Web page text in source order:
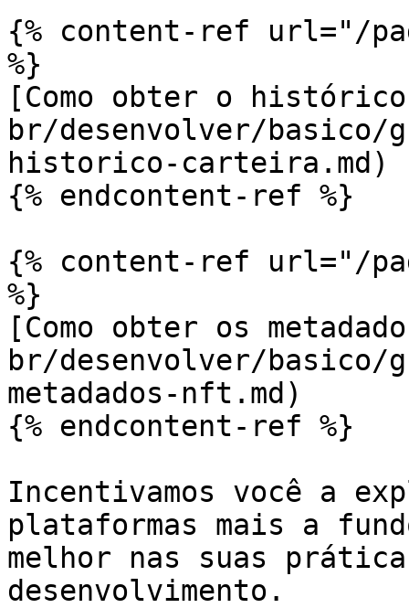
{% content-ref url="/
%}
[Como obter o
br/desenvolver/
historico-carteira.md)
{% endcontent-ref %}
{% content-ref url="/
%}
[Como obter os
br/desenvolver/
metadados-nft.md)
{% endcontent-ref %}
Incentivamos você a
plataformas mais a
melhor nas suas
desenvolvimento.